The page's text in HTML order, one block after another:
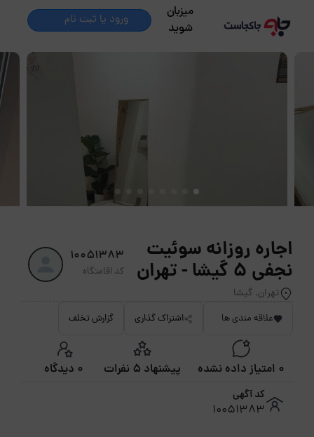
میزبان
شوید
ورود یا ثبت نام
اجاره روزانه سوئیت
نجفی 5 گیشا - تهران
تهران, گیشا
10051383
کد اقامتگاه
علاقه مندی ها اشتراک گذاری گزارش تخلف
0 امتیاز داده نشده پیشنهاد 5 نفرات 0 دیدگاه
کد آگهی
10051383